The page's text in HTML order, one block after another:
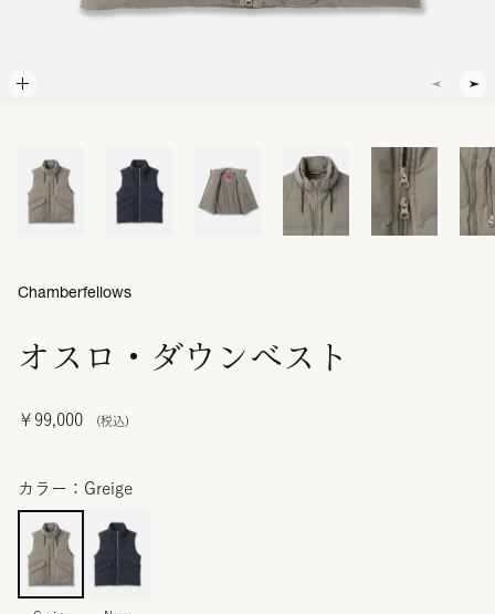
オスロ・ダウンベスト
￥99,000
Chamberfellows
カラー：Greige